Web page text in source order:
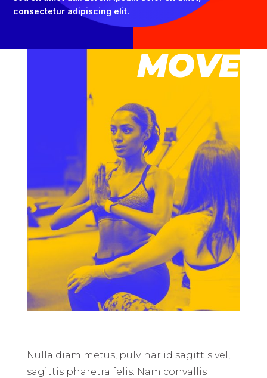
consectetur adipiscing elit.
MOVE
Nulla diam metus, pulvinar id sagittis vel,
sagittis pharetra felis. Nam convallis